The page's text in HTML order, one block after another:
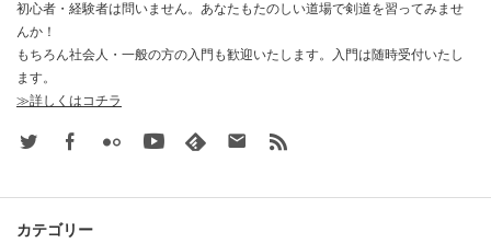
初心者・経験者は問いません。あなたもたのしい道場で剣道を習ってみませ
んか！
もちろん社会人・一般の方の入門も歓迎いたします。入門は随時受付いたし
ます。
≫詳しくはコチラ
Twitter FacebookFlickr Youtube feedly Contact
カテゴリー